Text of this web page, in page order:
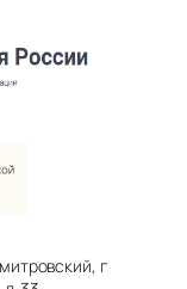
г